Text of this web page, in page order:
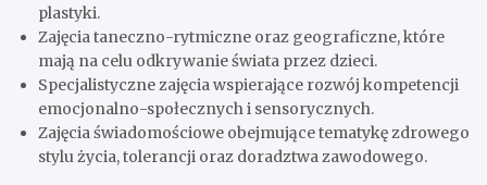
plastyki.
Zajęcia taneczno-rytmiczne oraz geograficzne, które
mają na celu odkrywanie świata przez dzieci.
Specjalistyczne zajęcia wspierające rozwój kompetencji
emocjonalno-społecznych i sensorycznych.
Zajęcia świadomościowe obejmujące tematykę zdrowego
stylu życia, tolerancji oraz doradztwa zawodowego.